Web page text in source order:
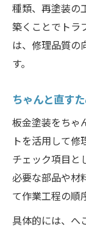
種類、再塗装の
築くことでトラ
は、修理品質の
す。
ちゃんと直す
板金塗装をちゃ
トを活用して
チェック項目と
必要な部品や材
て作業工程の順
具体的には、へ